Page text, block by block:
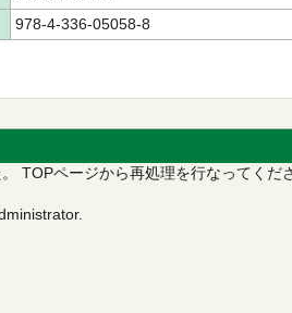
978-4-336-05058-8
TOPページから再処理を行なってくだ